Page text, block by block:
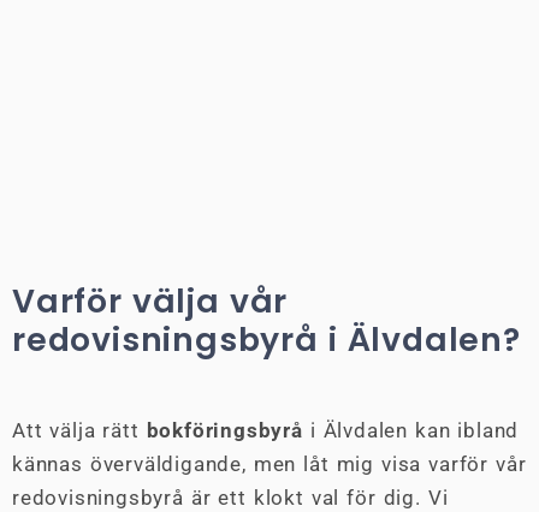
Varför välja vår
redovisningsbyrå i Älvdalen?
Att välja rätt bokföringsbyrå i Älvdalen kan ibland
kännas överväldigande, men låt mig visa varför vår
redovisningsbyrå är ett klokt val för dig. Vi